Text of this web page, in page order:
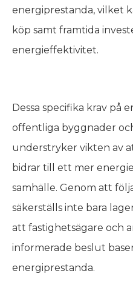
energiprestanda, vilket
köp samt framtida
energieffektivitet.
Dessa specifika krav på
offentliga byggnader
understryker vikten av
bidrar till ett mer
samhälle. Genom att
säkerställs inte bara
att fastighetsägare och
informerade beslut
energiprestanda.